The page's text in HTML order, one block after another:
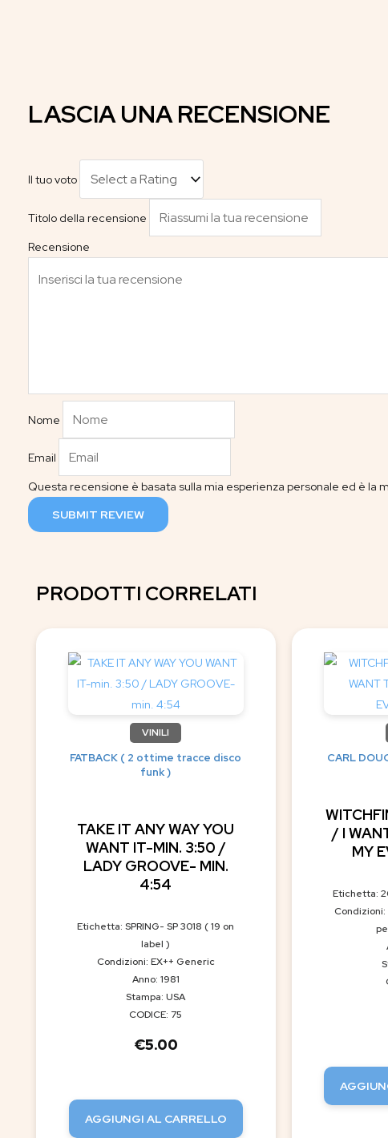
LASCIA UNA RECENSIONE
Il tuo voto
Titolo della recensione
Recensione
Nome
Email
Questa recensione è basata sulla mia esperienza personale ed è la
SUBMIT REVIEW
PRODOTTI CORRELATI
VINILI
FATBACK ( 2 ottime tracce disco
funk )
TAKE IT ANY WAY YOU
WANT IT-MIN. 3:50 /
LADY GROOVE- MIN.
4:54
Etichetta: SPRING- SP 3018 ( 19 on
label )
Condizioni: EX++ Generic
Anno: 1981
Stampa: USA
CODICE: 75
€5.00
AGGIUNGI AL CARRELLO
CARL
/ I
MY
Etichetta: